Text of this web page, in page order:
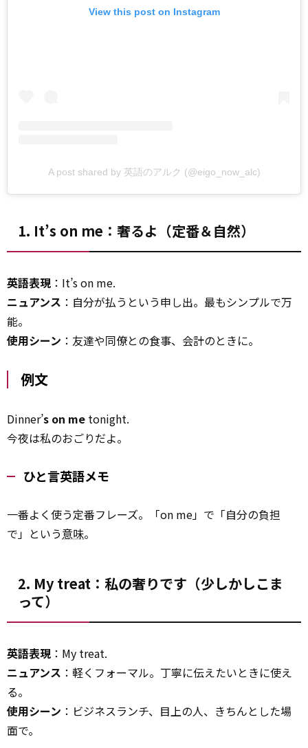
View this post on Instagram
A post shared by 英語のアルク (@eigo_now_alc)
1. It’s on me：奢るよ（定番＆自然）
英語表現 ：It’s on me.
ニュアンス ：自分が払うという申し出。最もシンプルで万
能。
使用シーン ：友達や同僚との食事、会計のときに。
例文
Dinner’s on me tonight.
今夜は私のおごりだよ。
ひと言英語メモ
一番よく使う定番フレーズ。「on me」で「自分の負担
で」という意味。
2. My treat：私の奢りです（少しかしこま
って）
英語表現 ：My treat.
ニュアンス ：軽くフォーマル。丁寧に伝えたいときに使え
る。
使用シーン ：ビジネスランチ、目上の人、きちんとした場
面で。